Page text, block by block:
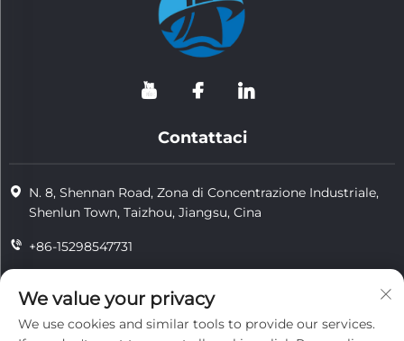
Contattaci
N. 8, Shennan Road, Zona di Concentrazione Industriale,
Shenlun Town, Taizhou, Jiangsu, Cina
+86-15298547731
[email protected]
We value your privacy
We use cookies and similar tools to provide our services.